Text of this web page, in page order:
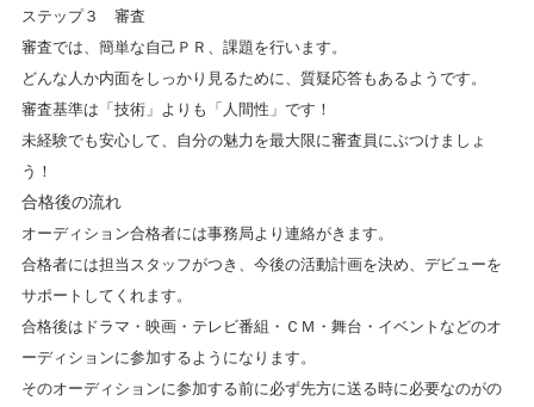
ステップ３ 審査
審査では、簡単な自己ＰＲ、課題を行います。
どんな人か内面をしっかり見るために、質疑応答もあるようです。
審査基準は「技術」よりも「人間性」です！
未経験でも安心して、自分の魅力を最大限に審査員にぶつけましょ
う！
合格後の流れ
オーディション合格者には事務局より連絡がきます。
合格者には担当スタッフがつき、今後の活動計画を決め、デビューを
サポートしてくれます。
合格後はドラマ・映画・テレビ番組・ＣＭ・舞台・イベントなどのオ
ーディションに参加するようになります。
そのオーディションに参加する前に必ず先方に送る時に必要なのがの